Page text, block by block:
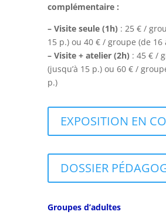
complémentaire :
– Visite seule (1h) : 25 € /
15 p.) ou 40 € / groupe (de 16
– Visite + atelier (2h) : 45 € /
(jusqu’à 15 p.) ou 60 € /
p.)
EXPOSITION EN
DOSSIER
Groupes d’adultes